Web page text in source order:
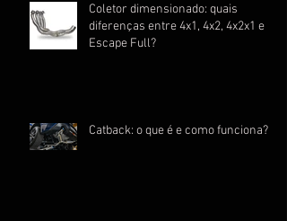
Coletor dimensionado: quais
diferenças entre 4x1, 4x2, 4x2x1 e
Escape Full?
Catback: o que é e como funciona?